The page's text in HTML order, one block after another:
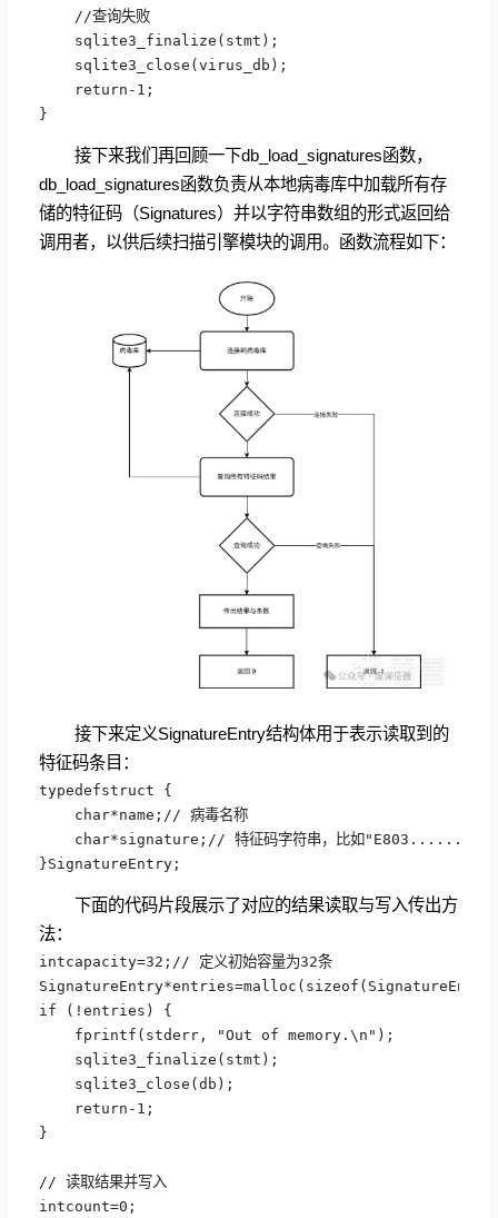
//查询失败
sqlite3_finalize(stmt);
sqlite3_close(virus_db);
return-1;
}
接下来我们再回顾一下db_load_signatures函数，
db_load_signatures函数负责从本地病毒库中加载所有存
储的特征码（Signatures）并以字符串数组的形式返回给
调用者，以供后续扫描引擎模块的调用。函数流程如下：
接下来定义SignatureEntry结构体用于表示读取到的
特征码条目：
typedefstruct {
char*name;// 病毒名称
char*signature;// 特征码字符串，比如"E803......"
}SignatureEntry;
下面的代码片段展示了对应的结果读取与写入传出方
法：
intcapacity=32;// 定义初始容量为32条
if (!entries) {
fprintf(stderr, "Out of memory.\n");
sqlite3_finalize(stmt);
sqlite3_close(db);
return-1;
}
// 读取结果并写入
intcount=0;